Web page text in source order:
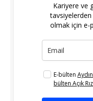
Kariyere ve
olmak için e-
E-bülten
bülten Açık